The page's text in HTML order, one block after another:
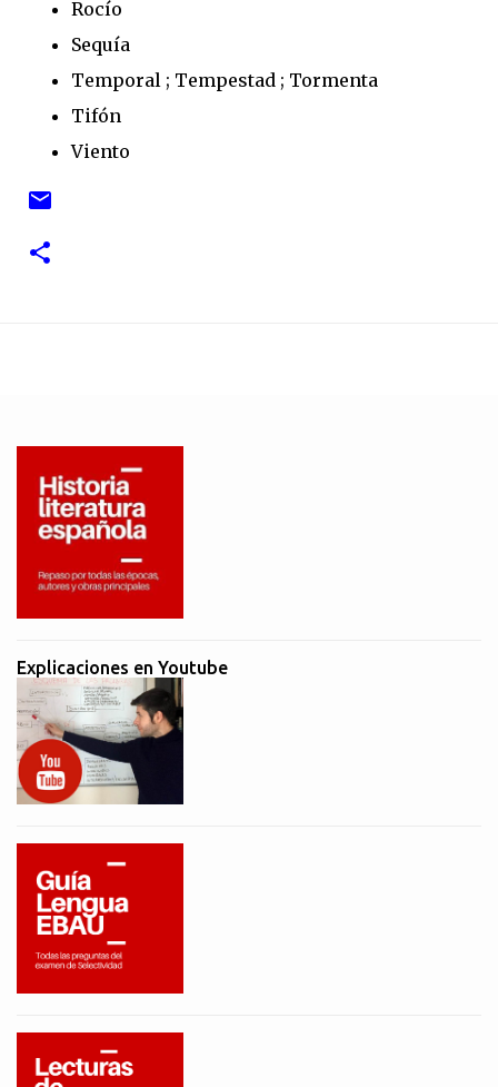
Rocío
Sequía
Temporal ; Tempestad ; Tormenta
Tifón
Viento
Explicaciones en Youtube